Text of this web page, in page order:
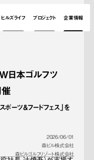
ヒルズライフ プロジェクト 企業情報
日本ゴルフツ
催
ーツ＆フードフェス」を
2026/06/01
森ビル株式会社
森ビルゴルフリゾート株式会社